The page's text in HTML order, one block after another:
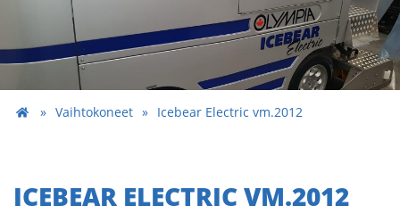
Vaihtokoneet Icebear Electric vm.2012
ICEBEAR ELECTRIC VM.2012